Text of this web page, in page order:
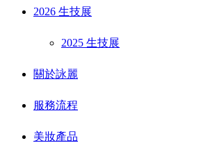
2026 生技展
2025 生技展
關於詠麗
服務流程
美妝產品